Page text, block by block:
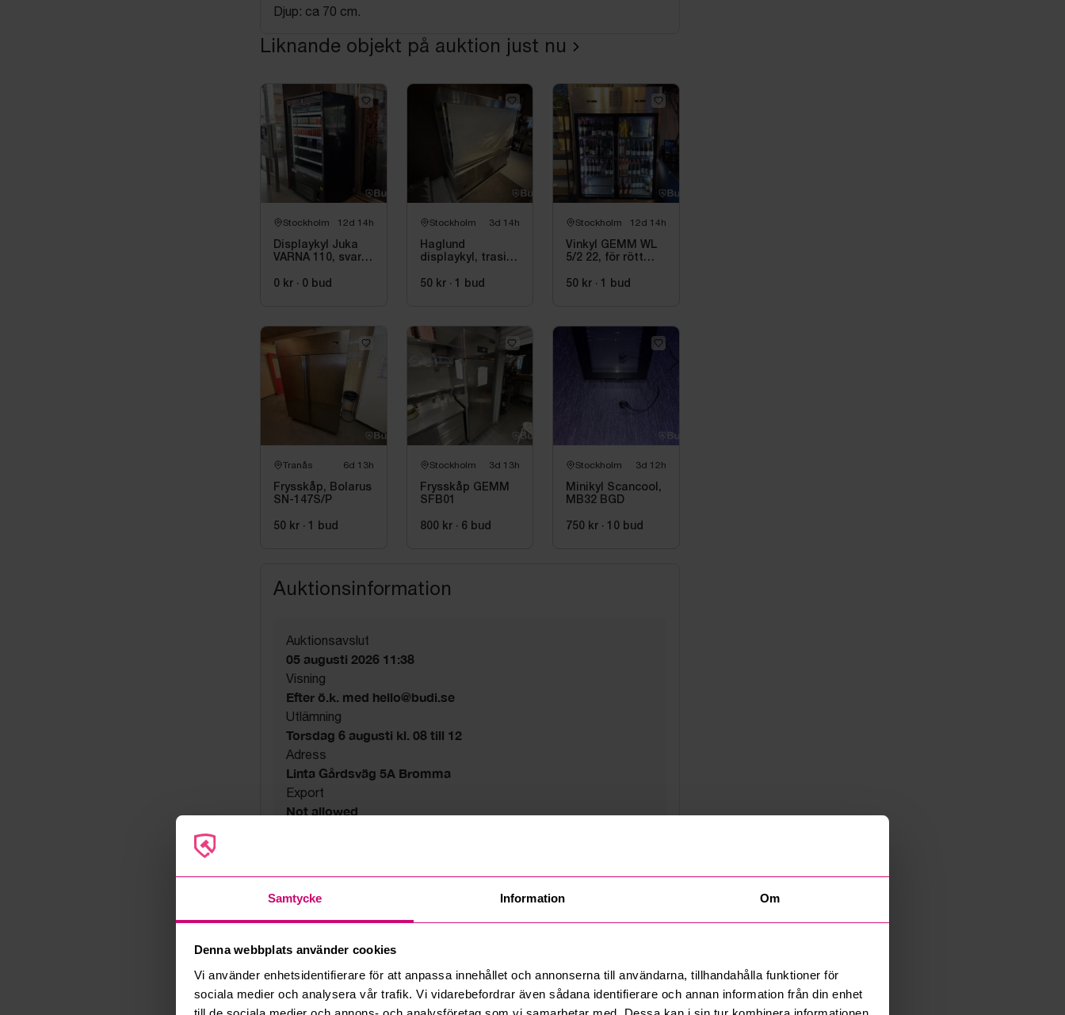
Samtycke Information Om
Denna webbplats använder cookies
Vi använder enhetsidentifierare för att anpassa innehållet och annonserna till användarna, tillhandahålla funktioner för
sociala medier och analysera vår trafik. Vi vidarebefordrar även sådana identifierare och annan information från din enhet
Djup: ca 70 cm.
Liknande objekt på auktion just nu
Stockholm 12d 14h
Displaykyl Juka
VARNA 110, svart,
takeaway
0 kr · 0 bud
Stockholm 3d 14h
Haglund
displaykyl, trasig
50 kr · 1 bud
Stockholm 12d 14h
Vinkyl GEMM WL
5/2 22, för rött
220 cm
50 kr · 1 bud
Tranås 6d 13h
Frysskåp, Bolarus
SN-147S/P
50 kr · 1 bud
Stockholm 3d 13h
Frysskåp GEMM
SFB01
800 kr · 6 bud
Stockholm 3d 12h
Minikyl Scancool,
MB32 BGD
750 kr · 10 bud
Auktionsinformation
Auktionsavslut
05 augusti 2026 11:38
Visning
Efter ö.k. med hello@budi.se
Utlämning
Torsdag 6 augusti kl. 08 till 12
Adress
Linta Gårdsväg 5A Bromma
Export
Not allowed